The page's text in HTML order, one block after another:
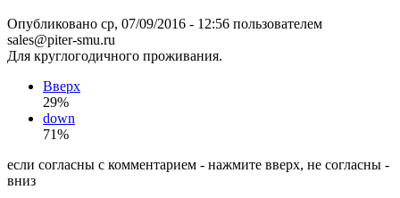
Опубликовано ср, 07/09/2016 - 12:56 пользователем
sales@piter-smu.ru
Для круглогодичного проживания.
Вверх
29%
down
71%
если согласны с комментарием - нажмите вверх, не согласны -
вниз